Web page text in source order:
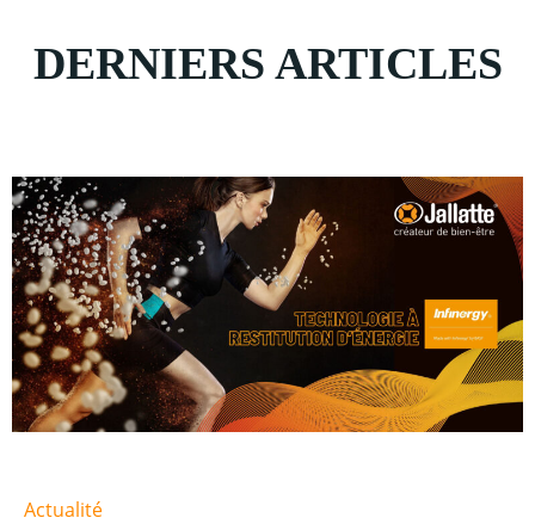
DERNIERS ARTICLES
Actualité